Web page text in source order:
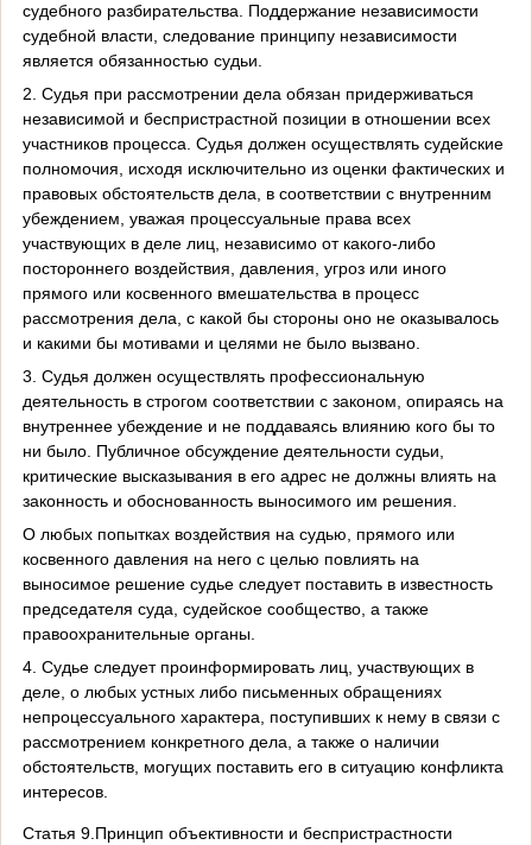
судебного разбирательства. Поддержание независимости
судебной власти, следование принципу независимости
является обязанностью судьи.
2. Судья при рассмотрении дела обязан придерживаться
независимой и беспристрастной позиции в отношении всех
участников процесса. Судья должен осуществлять судейские
полномочия, исходя исключительно из оценки фактических и
правовых обстоятельств дела, в соответствии с внутренним
убеждением, уважая процессуальные права всех
участвующих в деле лиц, независимо от какого-либо
постороннего воздействия, давления, угроз или иного
прямого или косвенного вмешательства в процесс
рассмотрения дела, с какой бы стороны оно не оказывалось
и какими бы мотивами и целями не было вызвано.
3. Судья должен осуществлять профессиональную
деятельность в строгом соответствии с законом, опираясь на
внутреннее убеждение и не поддаваясь влиянию кого бы то
ни было. Публичное обсуждение деятельности судьи,
критические высказывания в его адрес не должны влиять на
законность и обоснованность выносимого им решения.
О любых попытках воздействия на судью, прямого или
косвенного давления на него с целью повлиять на
выносимое решение судье следует поставить в известность
председателя суда, судейское сообщество, а также
правоохранительные органы.
4. Судье следует проинформировать лиц, участвующих в
деле, о любых устных либо письменных обращениях
непроцессуального характера, поступивших к нему в связи с
рассмотрением конкретного дела, а также о наличии
обстоятельств, могущих поставить его в ситуацию конфликта
интересов.
Статья 9.Принцип объективности и беспристрастности